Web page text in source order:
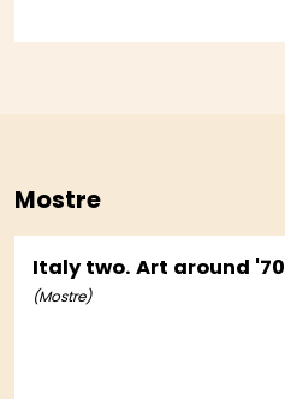
Mostre
Italy two. Art around '70
(Mostre)